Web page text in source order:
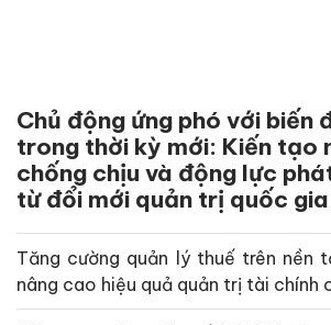
Chủ động ứng phó với biến
trong thời kỳ mới: Kiến tạo
chống chịu và động lực
từ đổi mới quản trị quốc gia
Tăng cường quản lý thuế trên nền
nâng cao hiệu quả quản trị tài chính